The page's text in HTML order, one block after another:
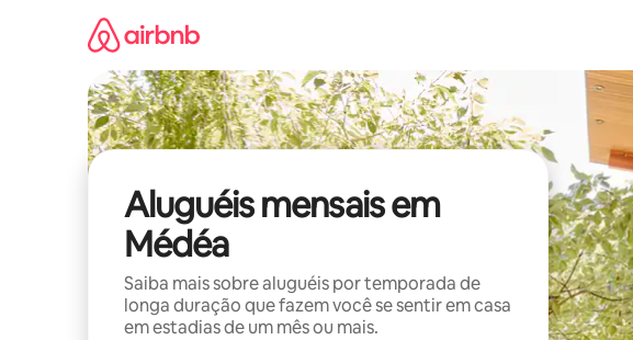
Aluguéis mensais em
Médéa
Saiba mais sobre aluguéis por temporada de
longa duração que fazem você se sentir em casa
em estadias de um mês ou mais.